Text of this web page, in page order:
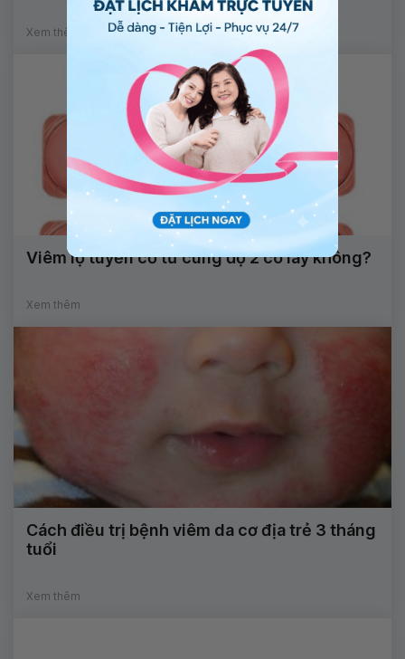
Xem thêm
Viêm lộ tuyến cổ tử cung độ 2 có lây không?
Xem thêm
Cách điều trị bệnh viêm da cơ địa trẻ 3 tháng
tuổi
Xem thêm